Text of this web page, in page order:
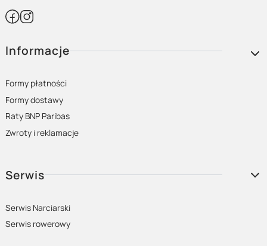
Linki w stopce
Informacje
Formy płatności
Formy dostawy
Raty BNP Paribas
Zwroty i reklamacje
Serwis
Serwis Narciarski
Serwis rowerowy